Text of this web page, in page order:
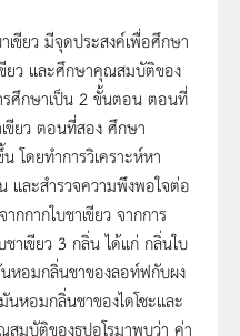
าเขียว มีจุดประสงค์เพื่อศึกษา
ยว และศึกษาคุณสมบัติของ
รศึกษาเป็น 2 ขั้นตอน ตอนที่
ขียว ตอนที่สอง ศึกษา
โดยทำการวิเคราะห์หา
ละสำรวจความพึงพอใจต่อ
กากใบชาเขียว จากการ
าเขียว 3 กลิ่น ได้แก่ กลิ่นใบ
นหอมกลิ่นชาของลอท์ฟกับผง
หอมกลิ่นชาของไดโซะและ
สมบัติของธูปอโรมาพบว่า ค่า